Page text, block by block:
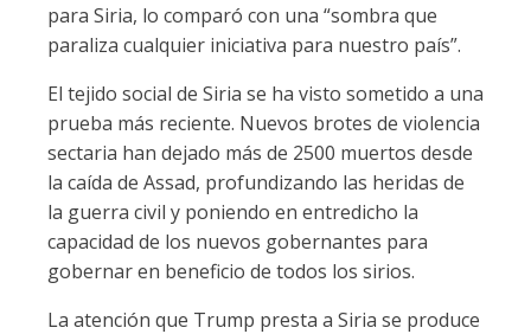
para Siria, lo comparó con una “sombra que
paraliza cualquier iniciativa para nuestro país”.
El tejido social de Siria se ha visto sometido a una
prueba más reciente. Nuevos brotes de violencia
sectaria han dejado más de 2500 muertos desde
la caída de Assad, profundizando las heridas de
la guerra civil y poniendo en entredicho la
capacidad de los nuevos gobernantes para
gobernar en beneficio de todos los sirios.
La atención que Trump presta a Siria se produce